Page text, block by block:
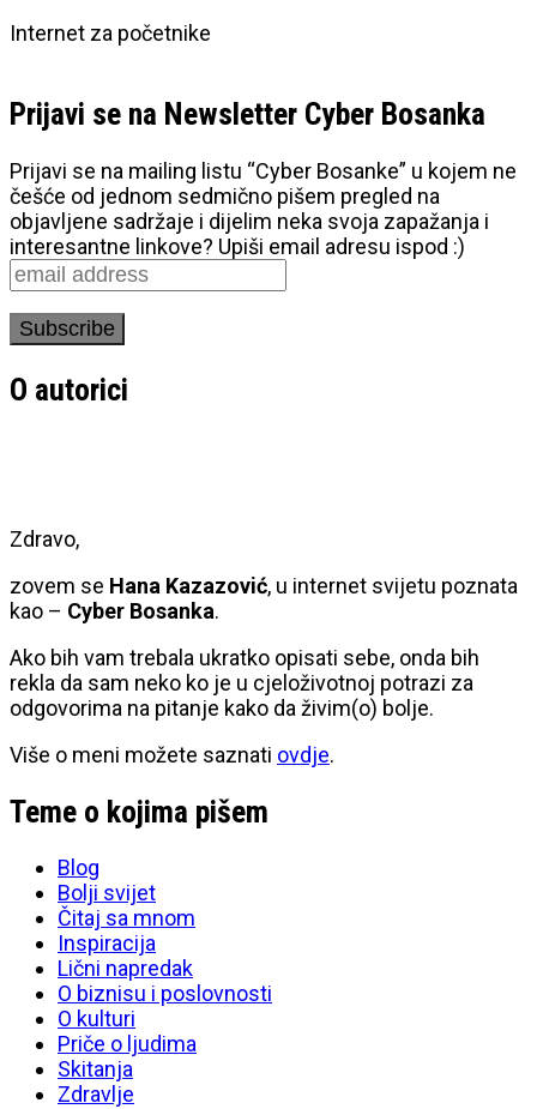
Internet za početnike
Prijavi se na Newsletter Cyber Bosanka
Prijavi se na mailing listu “Cyber Bosanke” u kojem ne
češće od jednom sedmično pišem pregled na
objavljene sadržaje i dijelim neka svoja zapažanja i
interesantne linkove? Upiši email adresu ispod :)
O autorici
Zdravo,
zovem se Hana Kazazović, u internet svijetu poznata
kao – Cyber Bosanka.
Ako bih vam trebala ukratko opisati sebe, onda bih
rekla da sam neko ko je u cjeloživotnoj potrazi za
odgovorima na pitanje kako da živim(o) bolje.
Više o meni možete saznati ovdje.
Teme o kojima pišem
Blog
Bolji svijet
Čitaj sa mnom
Inspiracija
Lični napredak
O biznisu i poslovnosti
O kulturi
Priče o ljudima
Skitanja
Zdravlje